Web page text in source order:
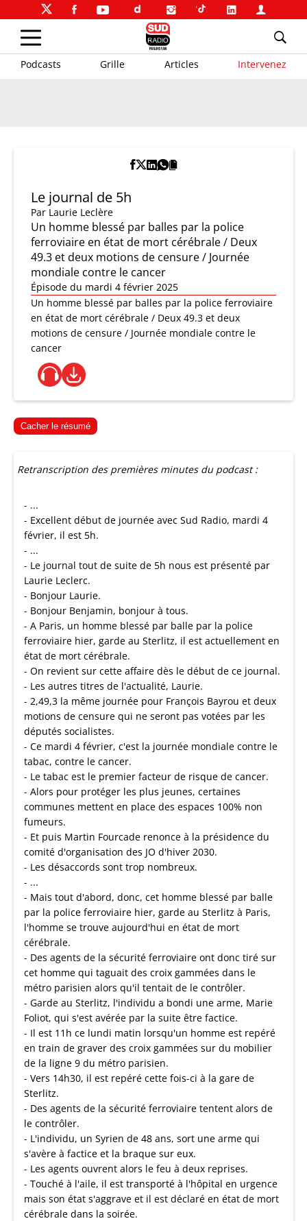
Podcasts Grille Articles Intervenez
Le journal de 5h
Par Laurie Leclère
Un homme blessé par balles par la police
ferroviaire en état de mort cérébrale / Deux
49.3 et deux motions de censure / Journée
mondiale contre le cancer
Épisode du mardi 4 février 2025
Un homme blessé par balles par la police ferroviaire
en état de mort cérébrale / Deux 49.3 et deux
motions de censure / Journée mondiale contre le
cancer
Cacher le résumé
Retranscription des premières minutes du podcast :
- ...
- Excellent début de journée avec Sud Radio, mardi 4
février, il est 5h.
- ...
- Le journal tout de suite de 5h nous est présenté par
Laurie Leclerc.
- Bonjour Laurie.
- Bonjour Benjamin, bonjour à tous.
- A Paris, un homme blessé par balle par la police
ferroviaire hier, garde au Sterlitz, il est actuellement en
état de mort cérébrale.
- On revient sur cette affaire dès le début de ce journal.
- Les autres titres de l'actualité, Laurie.
- 2,49,3 la même journée pour François Bayrou et deux
motions de censure qui ne seront pas votées par les
députés socialistes.
- Ce mardi 4 février, c'est la journée mondiale contre le
tabac, contre le cancer.
- Le tabac est le premier facteur de risque de cancer.
- Alors pour protéger les plus jeunes, certaines
communes mettent en place des espaces 100% non
fumeurs.
- Et puis Martin Fourcade renonce à la présidence du
comité d'organisation des JO d'hiver 2030.
- Les désaccords sont trop nombreux.
- ...
- Mais tout d'abord, donc, cet homme blessé par balle
par la police ferroviaire hier, garde au Sterlitz à Paris,
l'homme se trouve aujourd'hui en état de mort
cérébrale.
- Des agents de la sécurité ferroviaire ont donc tiré sur
cet homme qui taguait des croix gammées dans le
métro parisien alors qu'il tentait de le contrôler.
- Garde au Sterlitz, l'individu a bondi une arme, Marie
Foliot, qui s'est avérée par la suite être factice.
- Il est 11h ce lundi matin lorsqu'un homme est repéré
en train de graver des croix gammées sur du mobilier
de la ligne 9 du métro parisien.
- Vers 14h30, il est repéré cette fois-ci à la gare de
Sterlitz.
- Des agents de la sécurité ferroviaire tentent alors de
le contrôler.
- L'individu, un Syrien de 48 ans, sort une arme qui
s'avère à factice et la braque sur eux.
- Les agents ouvrent alors le feu à deux reprises.
- Touché à l'aile, il est transporté à l'hôpital en urgence
mais son état s'aggrave et il est déclaré en état de mort
cérébrale dans la soirée.